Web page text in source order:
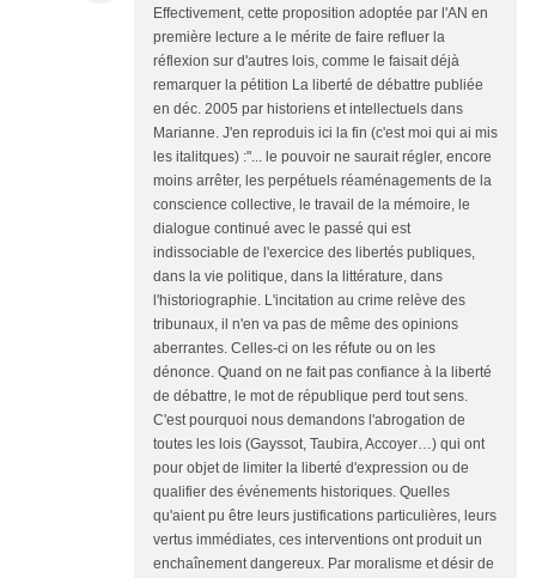
Effectivement, cette proposition adoptée par l'AN en
première lecture a le mérite de faire refluer la
réflexion sur d'autres lois, comme le faisait déjà
remarquer la pétition La liberté de débattre publiée
en déc. 2005 par historiens et intellectuels dans
Marianne. J'en reproduis ici la fin (c'est moi qui ai mis
les italitques) :"... le pouvoir ne saurait régler, encore
moins arrêter, les perpétuels réaménagements de la
conscience collective, le travail de la mémoire, le
dialogue continué avec le passé qui est
indissociable de l'exercice des libertés publiques,
dans la vie politique, dans la littérature, dans
l'historiographie. L'incitation au crime relève des
tribunaux, il n'en va pas de même des opinions
aberrantes. Celles-ci on les réfute ou on les
dénonce. Quand on ne fait pas confiance à la liberté
de débattre, le mot de république perd tout sens.
C'est pourquoi nous demandons l'abrogation de
toutes les lois (Gayssot, Taubira, Accoyer…) qui ont
pour objet de limiter la liberté d'expression ou de
qualifier des événements historiques. Quelles
qu'aient pu être leurs justifications particulières, leurs
vertus immédiates, ces interventions ont produit un
enchaînement dangereux. Par moralisme et désir de